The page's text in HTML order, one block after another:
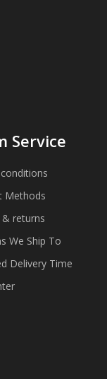
Service
Methods
& returns
We Ship To
Delivery Time